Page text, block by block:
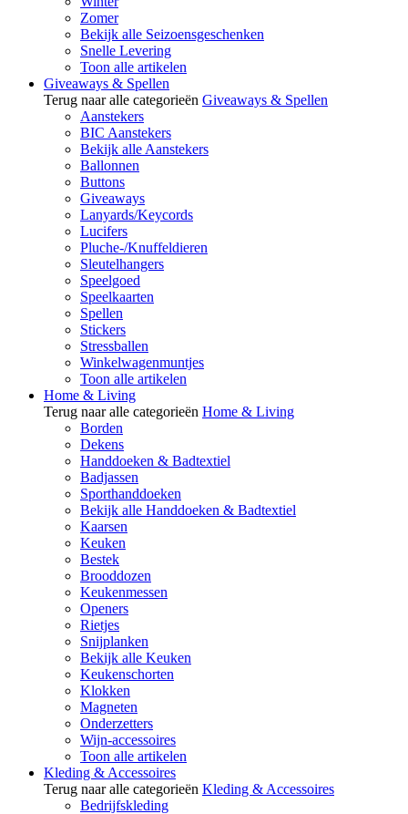
Zomer
Bekijk alle Seizoensgeschenken
Snelle Levering
Toon alle artikelen
Giveaways & Spellen
Terug naar alle categorieën Giveaways & Spellen
Aanstekers
BIC Aanstekers
Bekijk alle Aanstekers
Ballonnen
Buttons
Giveaways
Lanyards/Keycords
Lucifers
Pluche-/Knuffeldieren
Sleutelhangers
Speelgoed
Speelkaarten
Spellen
Stickers
Stressballen
Winkelwagenmuntjes
Toon alle artikelen
Home & Living
Terug naar alle categorieën Home & Living
Borden
Dekens
Handdoeken & Badtextiel
Badjassen
Sporthanddoeken
Bekijk alle Handdoeken & Badtextiel
Kaarsen
Keuken
Bestek
Brooddozen
Keukenmessen
Openers
Rietjes
Snijplanken
Bekijk alle Keuken
Keukenschorten
Klokken
Magneten
Onderzetters
Wijn-accessoires
Toon alle artikelen
Kleding & Accessoires
Terug naar alle categorieën Kleding & Accessoires
Bedrijfskleding